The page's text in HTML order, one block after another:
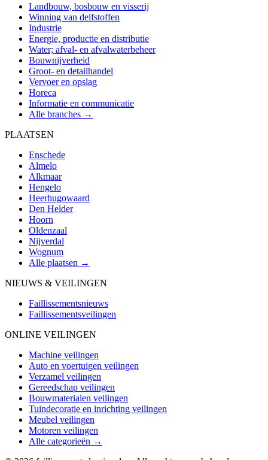
Landbouw, bosbouw en visserij
Winning van delfstoffen
Industrie
Energie, productie en distributie
Water; afval- en afvalwaterbeheer
Bouwnijverheid
Groot- en detailhandel
Vervoer en opslag
Horeca
Informatie en communicatie
Alle branches →
PLAATSEN
Enschede
Almelo
Alkmaar
Hengelo
Heerhugowaard
Den Helder
Hoorn
Oldenzaal
Nijverdal
Wognum
Alle plaatsen →
NIEUWS & VEILINGEN
Faillissementsnieuws
Faillissementsveilingen
ONLINE VEILINGEN
Machine veilingen
Auto en voertuigen veilingen
Verzamel veilingen
Gereedschap veilingen
Bouwmaterialen veilingen
Tuindecoratie en inrichting veilingen
Meubel veilingen
Motoren veilingen
Alle categorieën →